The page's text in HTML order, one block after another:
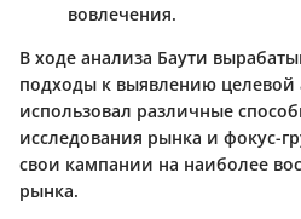
вовлечения.
В ходе анализа Баути
подходы к выявлению целевой
использовал различные
исследования рынка и фокус-
свои кампании на наиболее
рынка.